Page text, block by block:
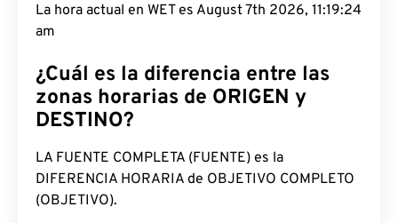
La hora actual en WET es August 7th 2026, 11:19:25
am
¿Cuál es la diferencia entre las
zonas horarias de ORIGEN y
DESTINO?
LA FUENTE COMPLETA (FUENTE) es la
DIFERENCIA HORARIA de OBJETIVO COMPLETO
(OBJETIVO).